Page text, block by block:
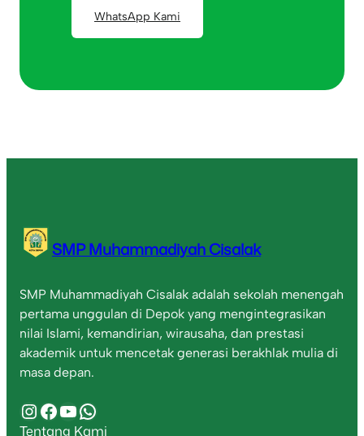
WhatsApp Kami
SMP Muhammadiyah Cisalak
SMP Muhammadiyah Cisalak adalah sekolah menengah
pertama unggulan di Depok yang mengintegrasikan
nilai Islami, kemandirian, wirausaha, dan prestasi
akademik untuk mencetak generasi berakhlak mulia di
masa depan.
InstagramFacebook YouTube WhatsApp
Tentang Kami